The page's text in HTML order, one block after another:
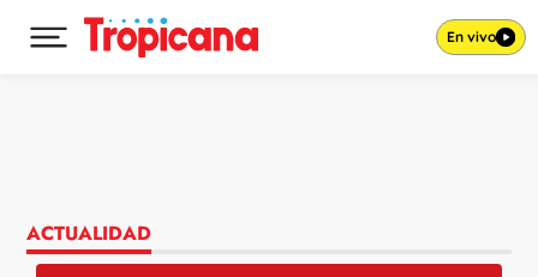
Desplegar menú principal En vivo
ACTUALIDAD